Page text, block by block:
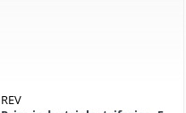
REV